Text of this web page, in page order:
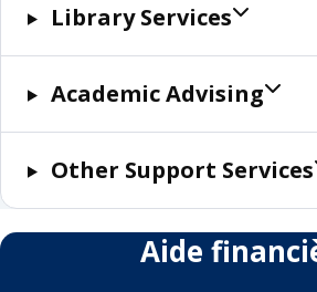
Library Services
Academic Advising
Other Support Services
Aide